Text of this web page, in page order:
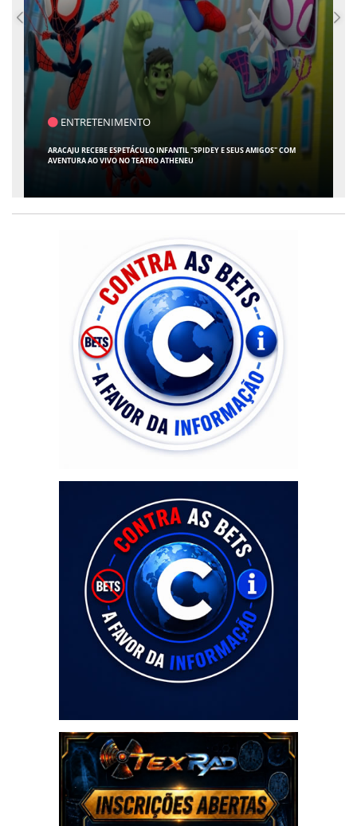
ENTRETENIMENTO
ARACAJU RECEBE ESPETÁCULO INFANTIL "SPIDEY E SEUS AMIGOS" COM
AVENTURA AO VIVO NO TEATRO ATHENEU